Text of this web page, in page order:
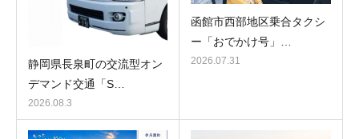
静岡県長泉町の交流型オン
デマンド交通「S…
2026.08.3
函館市西部地区乗合タクシ
ー「おでかけ号」…
2026.07.31